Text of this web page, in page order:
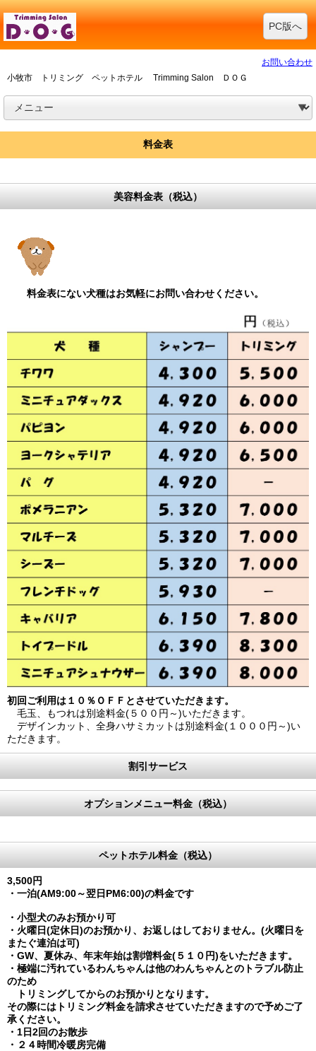
PC版へ
お問い合わせ
小牧市 トリミング ペットホテル Trimming Salon ＤＯＧ
料金表
美容料金表（税込）
料金表にない犬種はお気軽にお問い合わせください。
初回ご利用は１０％ＯＦＦとさせていただきます。
毛玉、もつれは別途料金(５００円～)いただきます。
デザインカット、全身ハサミカットは別途料金(１０００円～)い
ただきます。
割引サービス
オプションメニュー料金（税込）
ペットホテル料金（税込）
3,500円
・一泊(AM9:00～翌日PM6:00)の料金です
・小型犬のみお預かり可
・火曜日(定休日)のお預かり、お返しはしておりません。 (火曜日を
またぐ連泊は可)
・GW、夏休み、年末年始は割増料金(５１０円)をいただきます。
・極端に汚れているわんちゃんは他のわんちゃんとのトラブル防止
のため
トリミングしてからのお預かりとなります。
その際にはトリミング料金を請求させていただきますので予めご了
承ください。
・1日2回のお散歩
・２４時間冷暖房完備